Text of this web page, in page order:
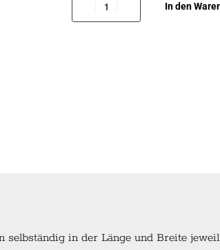
In den
in der Länge und Breite